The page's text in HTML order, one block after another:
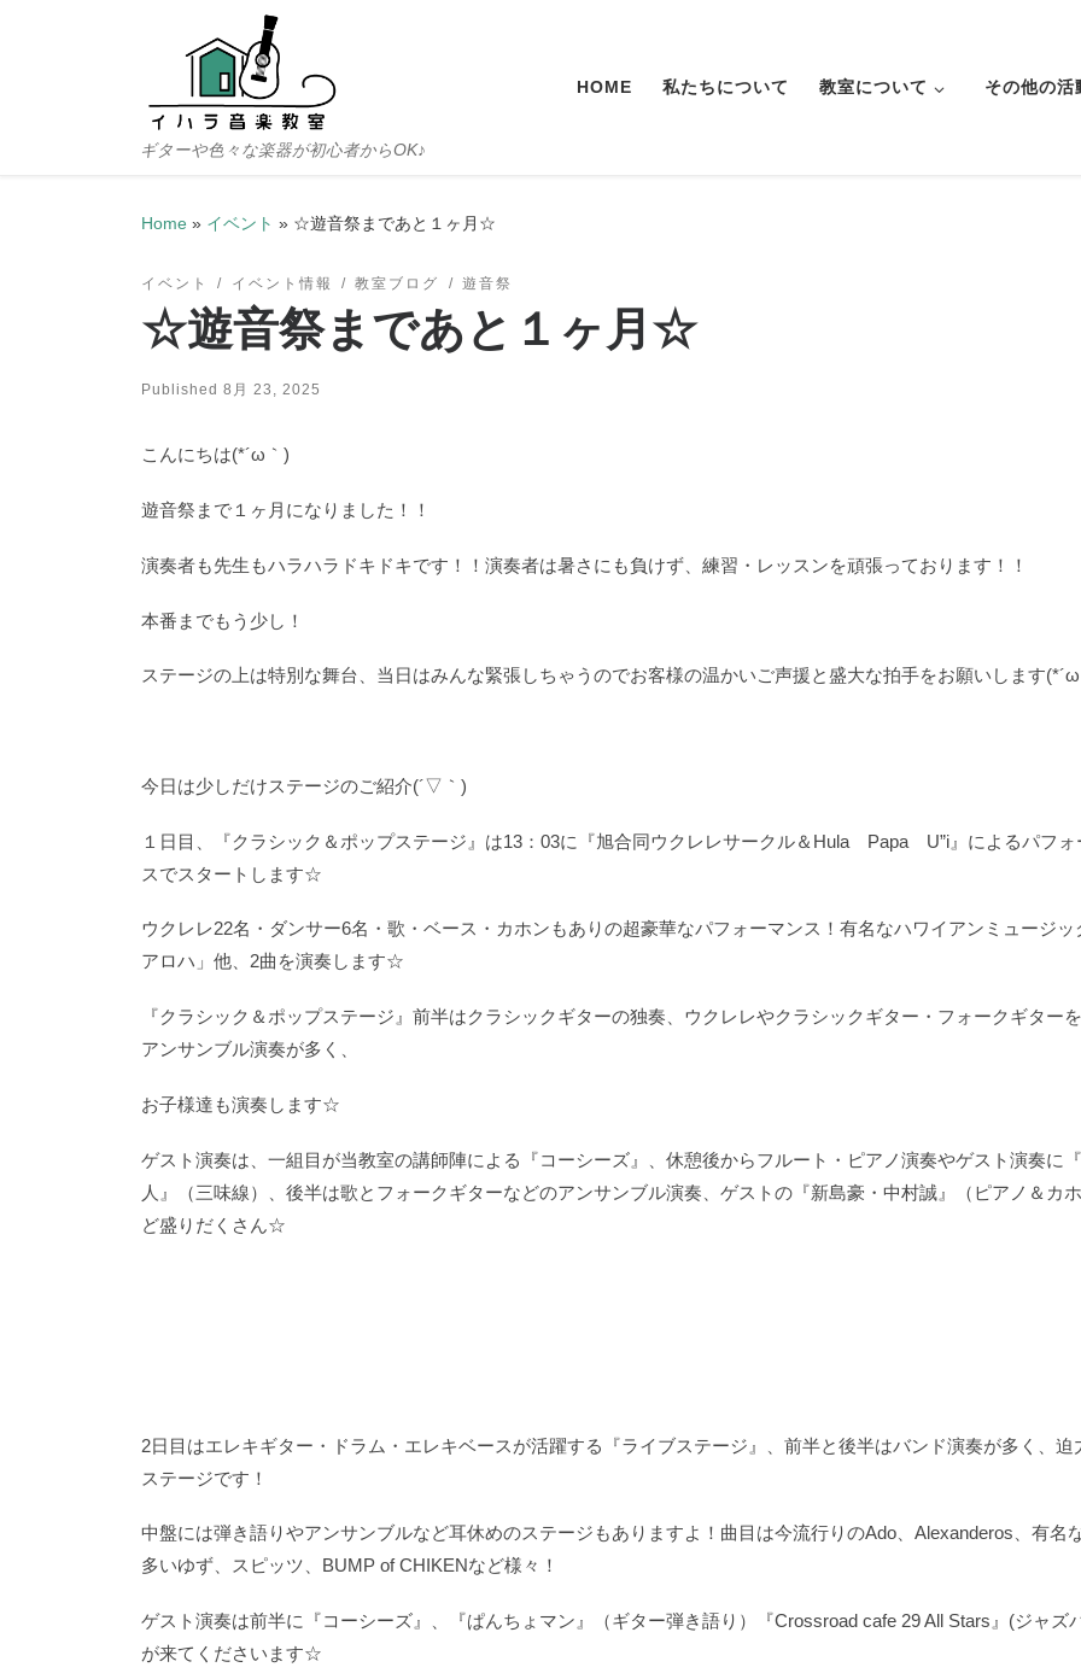
ギターや色々な楽器が初心者からOK♪
HOME 私たちについて 教室について その他の活
Home » イベント » ☆遊音祭まであと１ヶ月☆
イベント イベント情報 教室ブログ 遊音祭
☆遊音祭まであと１ヶ月☆
Published 8月 23, 2025
こんにちは(*´ω｀)
遊音祭まで１ヶ月になりました！！
演奏者も先生もハラハラドキドキです！！演奏者は暑さにも負けず、練習・レッスンを頑張っております！！
本番までもう少し！
ステージの上は特別な舞台、当日はみんな緊張しちゃうのでお客様の温かいご声援と盛大な拍手をお願いします
今日は少しだけステージのご紹介(´▽｀)
１日目、『クラシック＆ポップステージ』は13：03に『旭合同ウクレレサークル＆Hula Papa U”i』によるパフォ
スでスタートします☆
ウクレレ22名・ダンサー6名・歌・ベース・カホンもありの超豪華なパフォーマンス！有名なハワイアンミュージッ
アロハ」他、2曲を演奏します☆
『クラシック＆ポップステージ』前半はクラシックギターの独奏、ウクレレやクラシックギター・フォークギター
アンサンブル演奏が多く、
お子様達も演奏します☆
ゲスト演奏は、一組目が当教室の講師陣による『コーシーズ』、休憩後からフルート・ピアノ演奏やゲスト演奏に
人』（三味線）、後半は歌とフォークギターなどのアンサンブル演奏、ゲストの『新島豪・中村誠』（ピアノ＆カ
ど盛りだくさん☆
2日目はエレキギター・ドラム・エレキベースが活躍する『ライブステージ』、前半と後半はバンド演奏が多く、迫
ステージです！
中盤には弾き語りやアンサンブルなど耳休めのステージもありますよ！曲目は今流行りのAdo、Alexanderos、有名
多いゆず、スピッツ、BUMP of CHIKENなど様々！
ゲスト演奏は前半に『コーシーズ』、『ぱんちょマン』（ギター弾き語り）『Crossroad cafe 29 All Stars』(ジャズ
が来てくださいます☆